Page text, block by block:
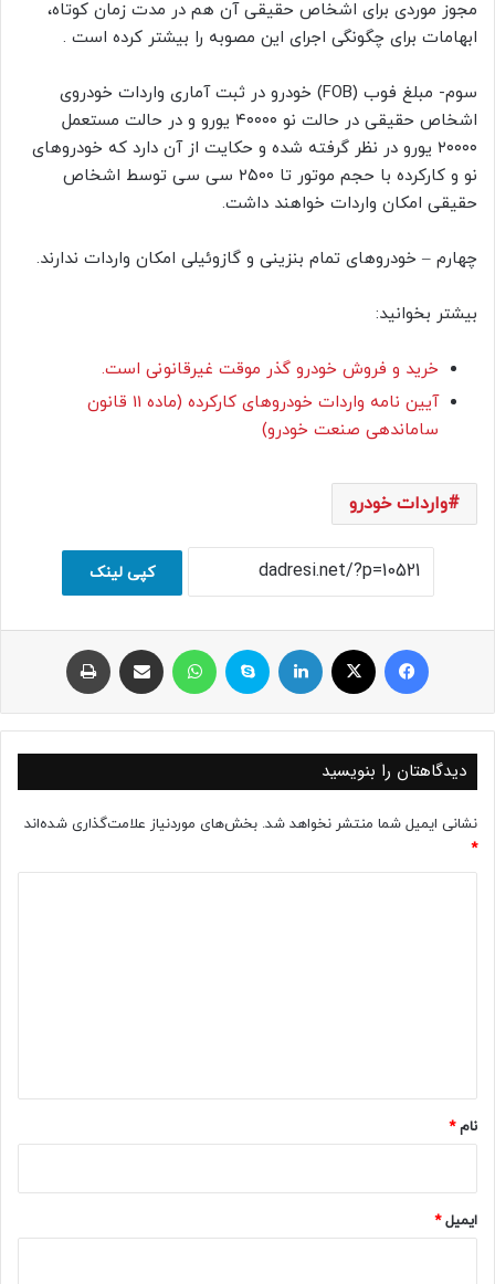
مجوز موردی برای اشخاص حقیقی آن هم در مدت زمان کوتاه،
ابهامات برای چگونگی اجرای این مصوبه را بیشتر کرده است .
سوم- مبلغ فوب (FOB) خودرو در ثبت آماری واردات خودروی
اشخاص حقیقی در حالت نو ۴۰۰۰۰ یورو و در حالت مستعمل
۲۰۰۰۰ یورو در نظر گرفته شده و حکایت از آن دارد که خودروهای
نو و کارکرده با حجم موتور تا ۲۵۰۰ سی سی توسط اشخاص
حقیقی امکان واردات خواهند داشت.
چهارم – خودروهای تمام بنزینی و گازوئیلی امکان واردات ندارند.
بیشتر بخوانید:
خرید و فروش خودرو گذر موقت غیرقانونی است.
آیین نامه واردات خودروهای کارکرده (ماده 11 قانون
ساماندهی صنعت خودرو)
واردات خودرو
کپی لینک
فیسبوک ایکس لینکداین اسکایپ واتس آپ اشتراک با ایمیل
دیدگاهتان را بنویسید
نشانی ایمیل شما منتشر نخواهد شد. بخش‌های موردنیاز علامت‌گذاری شده‌اند
*
نام*
ایمیل*